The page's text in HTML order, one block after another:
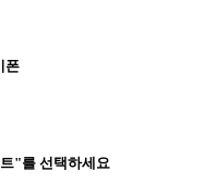
폰
"를 선택하세요